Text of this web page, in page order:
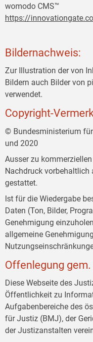
womodo CMS™
https://
Bildernachweis:
Zur Illustration der von
Bildern auch Bilder von
verwendet.
Copyright-
© Bundesministerium
und 2020
Ausser zu
Nachdruck vorbehaltlich
gestattet.
Ist für die Wiedergabe
Daten (Ton, Bilder,
Genehmigung
allgemeine
Offenlegung
Diese Webseite des
Öffentlichkeit zu
Aufgabenbereiche des
für Justiz (BMJ), der
der Justizanstalten